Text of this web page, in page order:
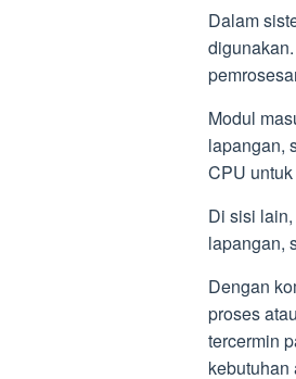
Dalam
Modul
lapangan,
CPU
Di sisi
lapangan,
Dengan
proses
tercermin
kebutuhan